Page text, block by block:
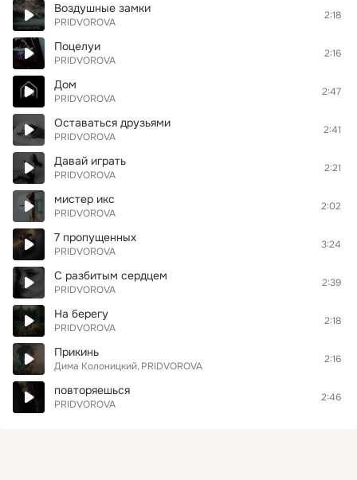
Воздушные замки
PRIDVOROVA
2:18
Поцелуи
PRIDVOROVA
2:16
Дом
PRIDVOROVA
2:47
Оставаться друзьями
PRIDVOROVA
2:41
Давай играть
PRIDVOROVA
2:21
мистер икс
PRIDVOROVA
2:02
7 пропущенных
PRIDVOROVA
3:24
С разбитым сердцем
PRIDVOROVA
2:39
На берегу
PRIDVOROVA
2:18
Прикинь
Дима Колоницкий PRIDVOROVA
2:16
повторяешься
PRIDVOROVA
2:46